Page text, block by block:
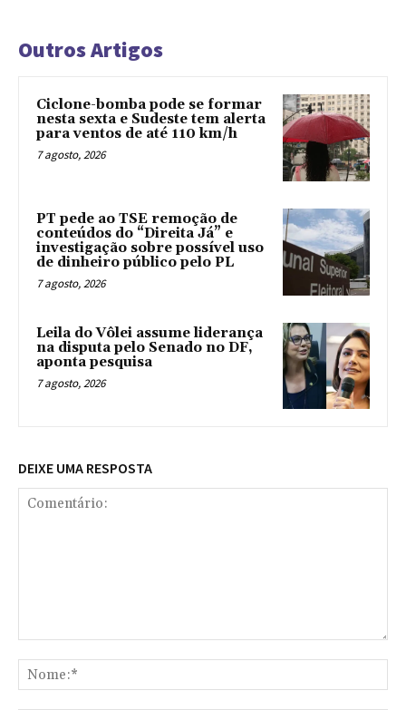
Outros Artigos
Ciclone-bomba pode se formar
nesta sexta e Sudeste tem alerta
para ventos de até 110 km/h
7 agosto, 2026
PT pede ao TSE remoção de
conteúdos do “Direita Já” e
investigação sobre possível uso
de dinheiro público pelo PL
7 agosto, 2026
Leila do Vôlei assume liderança
na disputa pelo Senado no DF,
aponta pesquisa
7 agosto, 2026
DEIXE UMA RESPOSTA